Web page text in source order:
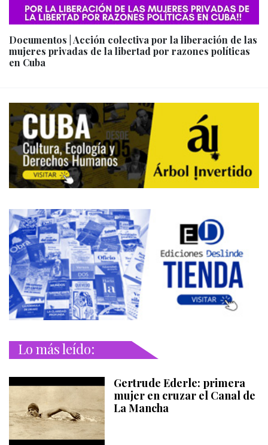
Documentos | Acción colectiva por la liberación de las
mujeres privadas de la libertad por razones políticas
en Cuba
Lo más leído:
Gertrude Ederle: primera
mujer en cruzar el Canal de
La Mancha